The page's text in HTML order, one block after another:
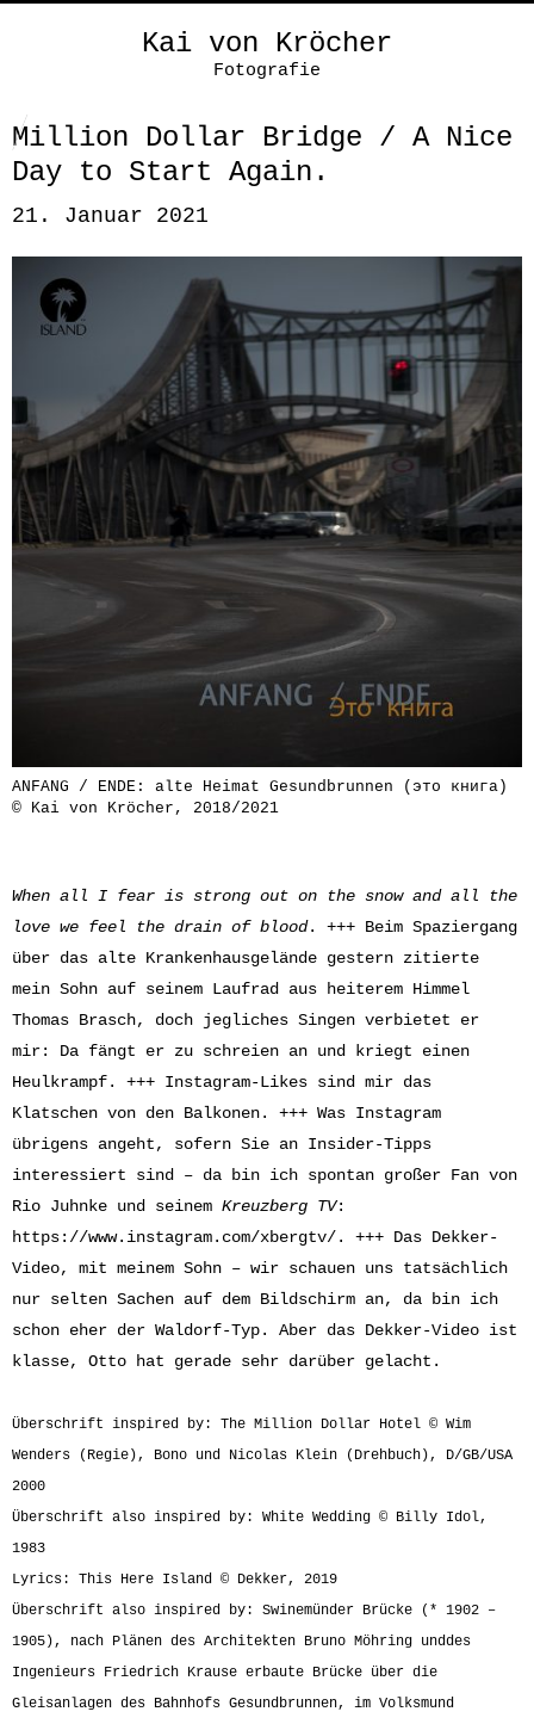
Kai von Kröcher
Fotografie
Million Dollar Bridge / A Nice
Day to Start Again.
21. Januar 2021
ANFANG / ENDE: alte Heimat Gesundbrunnen (это книга)
© Kai von Kröcher, 2018/2021
Whеn all I fear is strong out on the snow and all the
lovе we feel the drain of blood. +++ Beim Spaziergang
über das alte Krankenhausgelände gestern zitierte
mein Sohn auf seinem Laufrad aus heiterem Himmel
Thomas Brasch, doch jegliches Singen verbietet er
mir: Da fängt er zu schreien an und kriegt einen
Heulkrampf. +++ Instagram-Likes sind mir das
Klatschen von den Balkonen. +++ Was Instagram
übrigens angeht, sofern Sie an Insider-Tipps
interessiert sind – da bin ich spontan großer Fan von
Rio Juhnke und seinem Kreuzberg TV:
https://www.instagram.com/xbergtv/. +++ Das Dekker-
Video, mit meinem Sohn – wir schauen uns tatsächlich
nur selten Sachen auf dem Bildschirm an, da bin ich
schon eher der Waldorf-Typ. Aber das Dekker-Video ist
klasse, Otto hat gerade sehr darüber gelacht.
Überschrift inspired by: The Million Dollar Hotel © Wim
Wenders (Regie), Bono und Nicolas Klein (Drehbuch), D/GB/USA
2000
Überschrift also inspired by: White Wedding © Billy Idol,
1983
Lyrics: This Here Island © Dekker, 2019
Überschrift also inspired by: Swinemünder Brücke (* 1902 –
1905), nach Plänen des Architekten Bruno Möhring unddes
Ingenieurs Friedrich Krause erbaute Brücke über die
Gleisanlagen des Bahnhofs Gesundbrunnen, im Volksmund